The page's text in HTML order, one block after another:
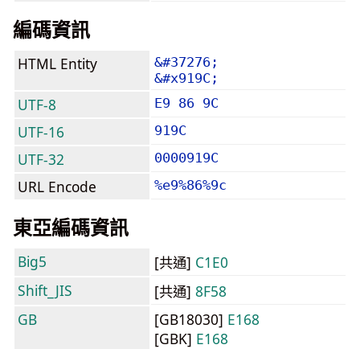
編碼資訊
HTML Entity
&#37276;
&#x919C;
UTF-8 E9 86 9C
UTF-16 919C
UTF-32 0000919C
URL Encode %e9%86%9c
東亞編碼資訊
Big5 [共通] C1E0
Shift_JIS
[共通] 8F58
GB
[GB18030] E168
[GBK] E168